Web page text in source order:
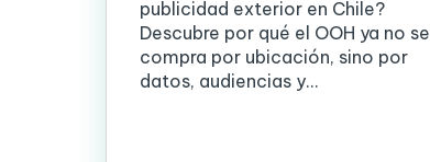
publicidad exterior en Chile?
Descubre por qué el OOH ya no se
compra por ubicación, sino por
datos, audiencias y...